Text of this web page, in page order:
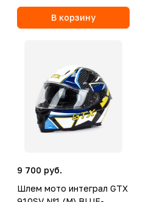
В корзину
9 700 руб.
Шлем мото интеграл GTX